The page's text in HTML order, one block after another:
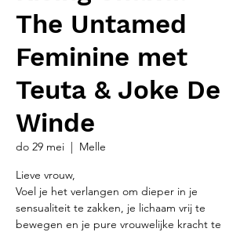
The Untamed
Feminine met
Teuta & Joke De
Winde
do 29 mei
  |
Melle
Lieve vrouw,
Voel je het verlangen om dieper in je
sensualiteit te zakken, je lichaam vrij te
bewegen en je pure vrouwelijke kracht te